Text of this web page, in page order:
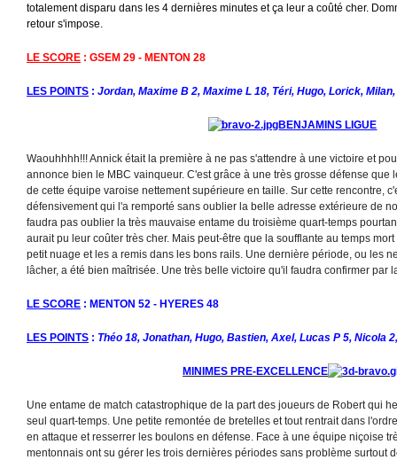
totalement disparu dans les 4 dernières minutes et ça leur a coûté cher.
retour s'impose.
LE SCORE : GSEM 29 - MENTON 28
LES POINTS : Jordan, Maxime B 2, Maxime L 18, Téri, Hugo, Lorick,
BENJAMINS LIGUE
Waouhhhh!!! Annick était la première à ne pas s'attendre à une victoire et
annonce bien le MBC vainqueur. C'est grâce à une très grosse défense que
de cette équipe varoise nettement supérieure en taille. Sur cette rencontre,
défensivement qui l'a remporté sans oublier la belle adresse extérieure de
faudra pas oublier la très mauvaise entame du troisième quart-temps
aurait pu leur coûter très cher. Mais peut-être que la soufflante au temps
petit nuage et les a remis dans les bons rails. Une dernière période, ou les
lâcher, a été bien maîtrisée. Une très belle victoire qu'il faudra confirmer par
LE SCORE : MENTON 52 - HYERES 48
LES POINTS : Théo 18, Jonathan, Hugo, Bastien, Axel, Lucas P 5, Nicola
MINIMES PRE-EXCELLENCE
Une entame de match catastrophique de la part des joueurs de Robert qui
seul quart-temps. Une petite remontée de bretelles et tout rentrait dans
en attaque et resserrer les boulons en défense. Face à une équipe niçoise
mentonnais ont su gérer les trois dernières périodes sans problème surtout